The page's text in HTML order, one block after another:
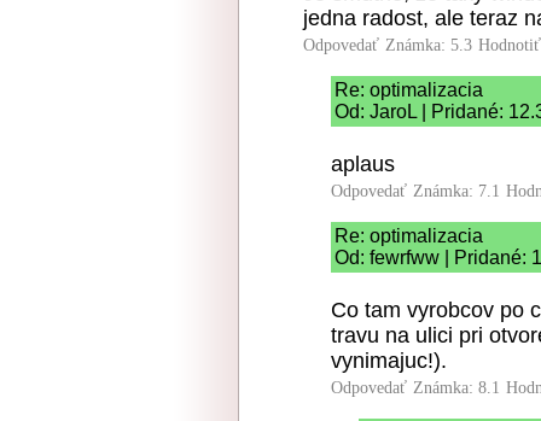
jedna radost, ale teraz
Odpovedať Známka: 5.3
Re: optimalizacia
Od: JaroL | Pridané:
aplaus
Odpovedať Známka: 7.1
Re: optimalizacia
Od: fewrfww | Pridané:
Co tam vyrobcov po
travu na ulici pri
vynimajuc!).
Odpovedať Známka: 8.1